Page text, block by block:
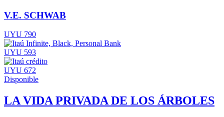
V.E. SCHWAB
UYU 790
UYU 593
UYU 672
Disponible
LA VIDA PRIVADA DE LOS ÁRBOLES